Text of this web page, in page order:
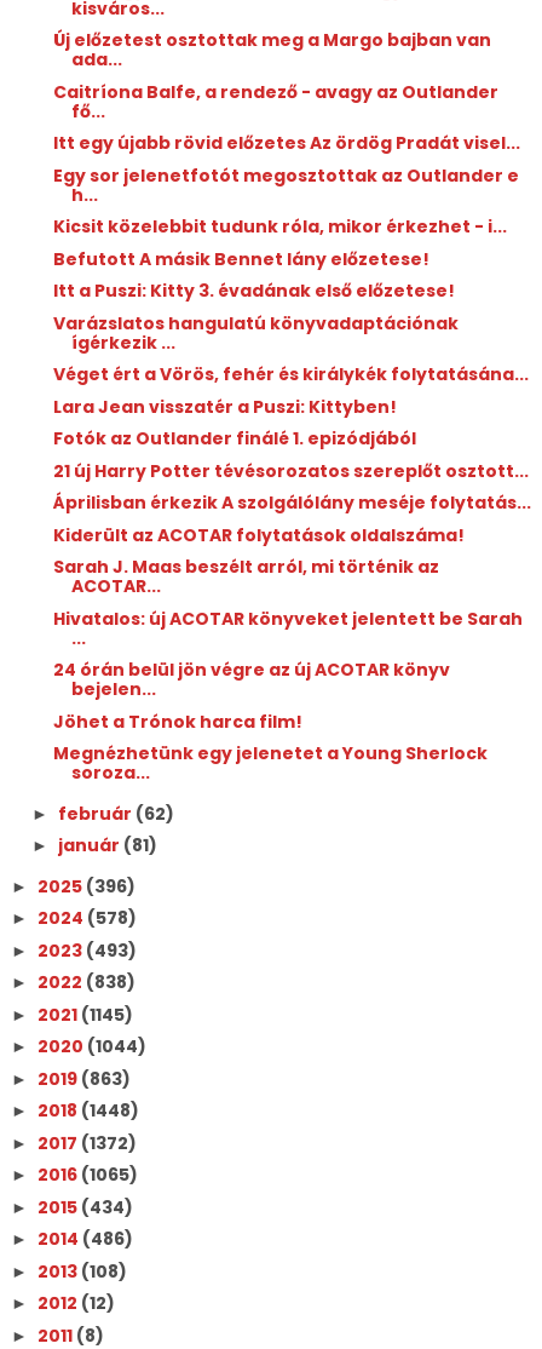
kisváros...
Új előzetest osztottak meg a Margo ​bajban van
ada...
Caitríona Balfe, a rendező - avagy az Outlander
fő...
Itt egy újabb rövid előzetes Az ördög Pradát visel...
Egy sor jelenetfotót megosztottak az Outlander e
h...
Kicsit közelebbit tudunk róla, mikor érkezhet - i...
Befutott A másik Bennet lány előzetese!
Itt a Puszi: Kitty 3. évadának első előzetese!
Varázslatos hangulatú könyvadaptációnak
ígérkezik ...
Véget ért a Vörös, fehér és királykék folytatásána...
Lara Jean visszatér a Puszi: Kittyben!
Fotók az Outlander finálé 1. epizódjából
21 új Harry Potter tévésorozatos szereplőt osztott...
Áprilisban érkezik A szolgálólány meséje folytatás...
Kiderült az ACOTAR folytatások oldalszáma!
Sarah J. Maas beszélt arról, mi történik az
ACOTAR...
Hivatalos: új ACOTAR könyveket jelentett be Sarah
...
24 órán belül jön végre az új ACOTAR könyv
bejelen...
Jöhet a Trónok harca film!
Megnézhetünk egy jelenetet a Young Sherlock
soroza...
► február (62)
► január (81)
► 2025 (396)
► 2024 (578)
► 2023 (493)
► 2022 (838)
► 2021 (1145)
► 2020 (1044)
► 2019 (863)
► 2018 (1448)
► 2017 (1372)
► 2016 (1065)
► 2015 (434)
► 2014 (486)
► 2013 (108)
► 2012 (12)
► 2011 (8)